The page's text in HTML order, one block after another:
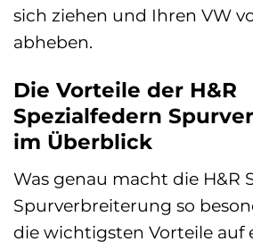
sich ziehen und Ihren VW
abheben.
Die Vorteile der H&R
Spezialfedern
im Überblick
Was genau macht die H&R
Spurverbreiterung so
die wichtigsten Vorteile auf